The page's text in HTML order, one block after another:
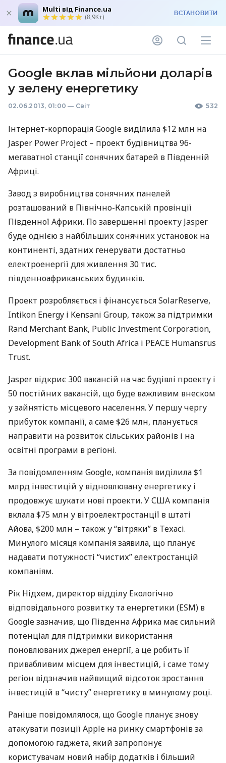
Multi від Finance.ua
(8,9K+) ВСТАНОВИТИ
Google вклав мільйони доларів
у зелену енергетику
02.06.2013, 01:00 — Світ 532
Інтернет-корпорація Google виділила $12 млн на
Jasper Power Project – проект будівництва 96-
мегаватної станції сонячних батарей в Південній
Африці.
Завод з виробництва сонячних панелей
розташований в Північно-Капській провінції
Південної Африки. По завершенні проекту Jasper
буде однією з найбільших сонячних установок на
континенті, здатних генерувати достатньо
електроенергії для живлення 30 тис.
південноафриканських будинків.
Проект розробляється і фінансується SolarReserve,
Intikon Energy і Kensani Group, також за підтримки
Rand Merchant Bank, Public Investment Corporation,
Development Bank of South Africa і PEACE Humansrus
Trust.
Jasper відкриє 300 вакансій на час будівлі проекту і
50 постійних вакансій, що буде важливим внеском
у зайнятість місцевого населення. У першу чергу
прибуток компанії, а саме $26 млн, планується
направити на розвиток сільських районів і на
освітні програми в регіоні.
За повідомленням Google, компанія виділила $1
млрд інвестицій у відновлювану енергетику і
продовжує шукати нові проекти. УСША компанія
вклала $75 млн у вітроелектростанції в штаті
Айова, $200 млн – також у “вітряки” в Техасі.
Минулого місяця компанія заявила, що планує
надавати потужності “чистих” електростанцій
компаніям.
Рік Нідхем, директор відділу Екологічно
відповідального розвитку та енергетики (ESM) в
Google зазначив, що Південна Африка має сильний
потенціал для підтримки використання
поновлюваних джерел енергії, а це робить її
привабливим місцем для інвестицій, і саме тому
регіон відзначив найвищий відсоток зростання
інвестицій в “чисту” енергетику в минулому році.
Раніше повідомлялося, що Google планує знову
атакувати позиції Apple на ринку смартфонів за
допомогою гаджета, який запропонує
користувачам новий набір додатків і більший